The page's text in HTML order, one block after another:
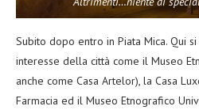
Subito dopo entro in Piata Mica. Qui
interesse della città come il Museo
anche come Casa Artelor), la Casa
Farmacia ed il Museo Etnografico